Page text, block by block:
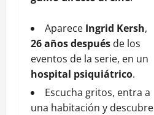
Aparece Ingrid Kersh,
26 años después de los
eventos de la serie, en un
hospital psiquiátrico.
Escucha gritos, entra a
una habitación y descubre